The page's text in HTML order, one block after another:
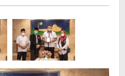
Kepada
Pengurus
Masjid
Istiqlal